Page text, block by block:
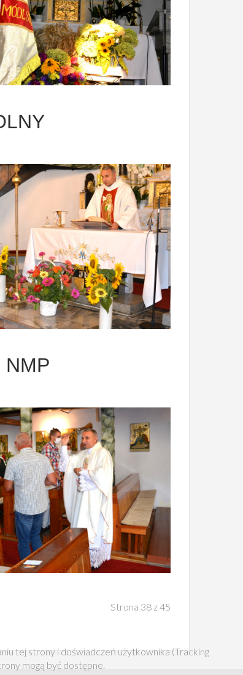
NMP
Strona 38 z 45
tej strony i doświadczeń użytkownika (Tracking
mogą być dostępne.